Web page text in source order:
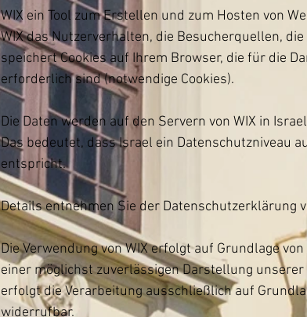
WIX ein Tool zum Erstellen und zum Hosten von
WIX das Nutzerverhalten, die Besucherquellen,
speichert Cookies auf Ihrem Browser, die für die
erforderlich sind (notwendige Cookies).
Die Daten werden auf den Servern von WIX in
Das bedeutet, dass Israel ein Datenschutzniveau
entspricht.
Details entnehmen Sie der Datenschutzerklärung
Die Verwendung von WIX erfolgt auf Grundlage
einer möglichst zuverlässigen Darstellung
erfolgt die Verarbeitung ausschließlich auf
widerrufbar.